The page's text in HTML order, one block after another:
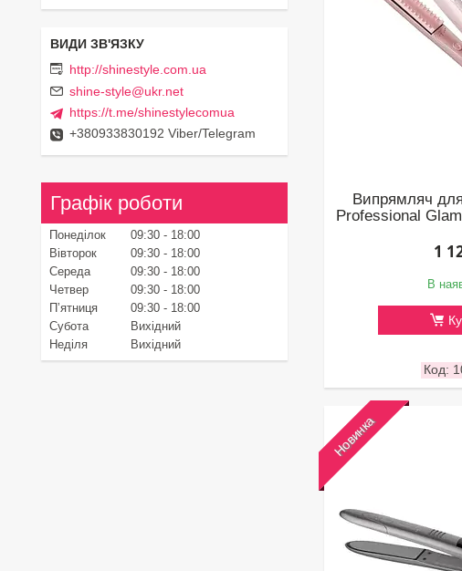
Випрямляч
Professional
1
В
Новинка
http://shinestyle.com.ua
shine-style@ukr.net
https://t.me/shinestylecomua
+380933830192 Viber/Telegram
Графік роботи
Понеділок 09:30
18:00
Вівторок
09:30
18:00
Середа
09:30
18:00
Четвер
09:30
18:00
Пʼятниця
09:30
18:00
Субота
Вихідний
Неділя
Вихідний